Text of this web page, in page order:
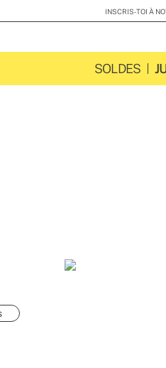
INSCRIS-TOI À
SOLDES